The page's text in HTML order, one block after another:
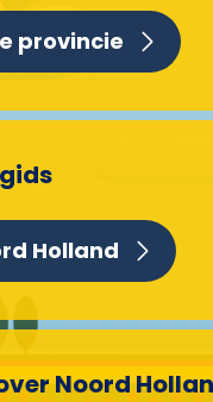
provincie
Holland
Noord